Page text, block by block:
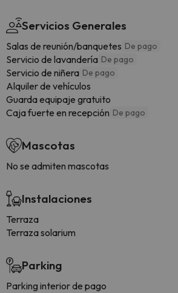
Servicios Generales
Salas de reunión/banquetes De pago
Servicio de lavandería De pago
Servicio de niñera De pago
Alquiler de vehículos
Guarda equipaje gratuito
Caja fuerte en recepción De pago
Mascotas
No se admiten mascotas
Instalaciones
Terraza
Terraza solarium
Parking
Parking interior de pago